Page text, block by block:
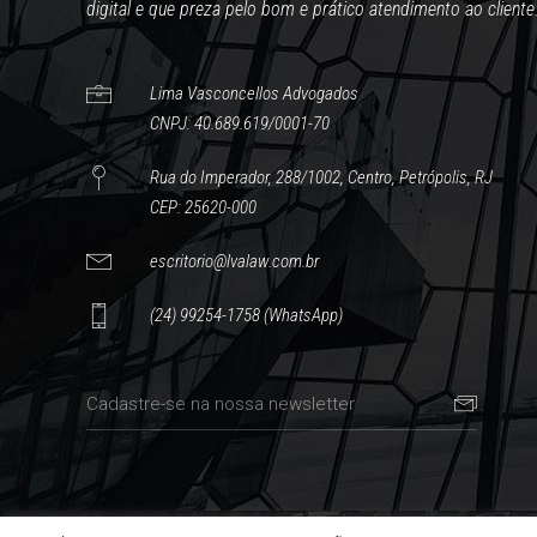
digital e que preza pelo bom e prático atendimento ao
Lima Vasconcellos Advogados
CNPJ: 40.689.619/0001-70
Rua do Imperador, 288/1002, Centro, Petrópolis, RJ
CEP: 25620-000
escritorio@lvalaw.com.br
(24) 99254-1758 (WhatsApp)